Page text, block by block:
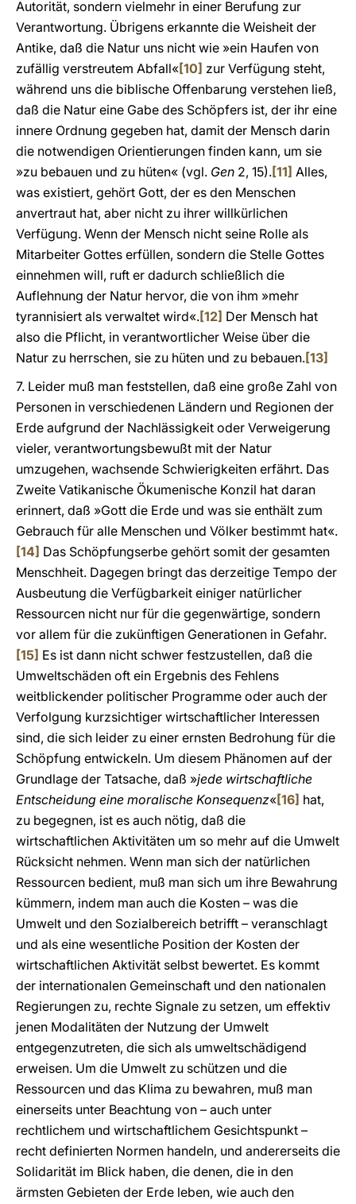
Autorität, sondern vielmehr in einer Berufung zur
Verantwortung. Übrigens erkannte die Weisheit der
Antike, daß die Natur uns nicht wie »ein Haufen von
zufällig verstreutem Abfall«[10] zur Verfügung steht,
während uns die biblische Offenbarung verstehen ließ,
daß die Natur eine Gabe des Schöpfers ist, der ihr eine
innere Ordnung gegeben hat, damit der Mensch darin
die notwendigen Orientierungen finden kann, um sie
»zu bebauen und zu hüten« (vgl. Gen 2, 15).[11] Alles,
was existiert, gehört Gott, der es den Menschen
anvertraut hat, aber nicht zu ihrer willkürlichen
Verfügung. Wenn der Mensch nicht seine Rolle als
Mitarbeiter Gottes erfüllen, sondern die Stelle Gottes
einnehmen will, ruft er dadurch schließlich die
Auflehnung der Natur hervor, die von ihm »mehr
tyrannisiert als verwaltet wird«.[12] Der Mensch hat
also die Pflicht, in verantwortlicher Weise über die
Natur zu herrschen, sie zu hüten und zu bebauen.[13]
7. Leider muß man feststellen, daß eine große Zahl von
Personen in verschiedenen Ländern und Regionen der
Erde aufgrund der Nachlässigkeit oder Verweigerung
vieler, verantwortungsbewußt mit der Natur
umzugehen, wachsende Schwierigkeiten erfährt. Das
Zweite Vatikanische Ökumenische Konzil hat daran
erinnert, daß »Gott die Erde und was sie enthält zum
Gebrauch für alle Menschen und Völker bestimmt hat«.
[14] Das Schöpfungserbe gehört somit der gesamten
Menschheit. Dagegen bringt das derzeitige Tempo der
Ausbeutung die Verfügbarkeit einiger natürlicher
Ressourcen nicht nur für die gegenwärtige, sondern
vor allem für die zukünftigen Generationen in Gefahr.
[15] Es ist dann nicht schwer festzustellen, daß die
Umweltschäden oft ein Ergebnis des Fehlens
weitblickender politischer Programme oder auch der
Verfolgung kurzsichtiger wirtschaftlicher Interessen
sind, die sich leider zu einer ernsten Bedrohung für die
Schöpfung entwickeln. Um diesem Phänomen auf der
Grundlage der Tatsache, daß »jede wirtschaftliche
Entscheidung eine moralische Konsequenz«[16] hat,
zu begegnen, ist es auch nötig, daß die
wirtschaftlichen Aktivitäten um so mehr auf die Umwelt
Rücksicht nehmen. Wenn man sich der natürlichen
Ressourcen bedient, muß man sich um ihre Bewahrung
kümmern, indem man auch die Kosten – was die
Umwelt und den Sozialbereich betrifft – veranschlagt
und als eine wesentliche Position der Kosten der
wirtschaftlichen Aktivität selbst bewertet. Es kommt
der internationalen Gemeinschaft und den nationalen
Regierungen zu, rechte Signale zu setzen, um effektiv
jenen Modalitäten der Nutzung der Umwelt
entgegenzutreten, die sich als umweltschädigend
erweisen. Um die Umwelt zu schützen und die
Ressourcen und das Klima zu bewahren, muß man
einerseits unter Beachtung von – auch unter
rechtlichem und wirtschaftlichem Gesichtspunkt –
recht definierten Normen handeln, und andererseits die
Solidarität im Blick haben, die denen, die in den
ärmsten Gebieten der Erde leben, wie auch den